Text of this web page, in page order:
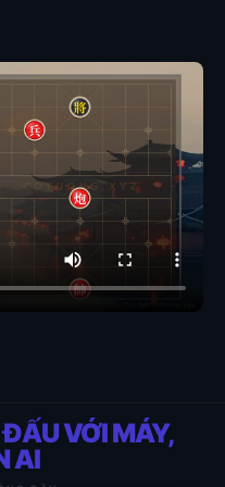
ĐẤU VỚI MÁY,
AI